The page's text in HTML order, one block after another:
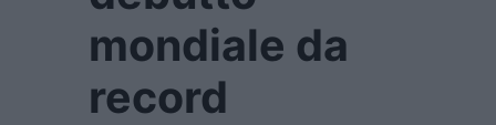
mondiale da
record